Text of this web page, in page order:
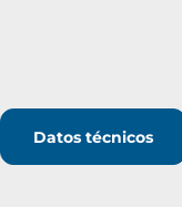
Datos técnicos